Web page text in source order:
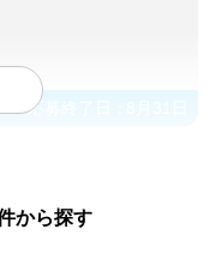
応募終了日：
から探す